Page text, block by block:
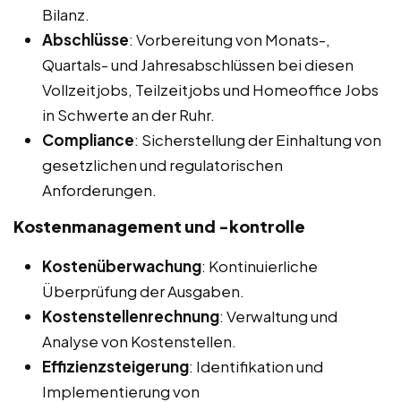
Bilanz.
Abschlüsse: Vorbereitung von Monats-,
Quartals- und Jahresabschlüssen bei diesen
Vollzeitjobs, Teilzeitjobs und Homeoffice Jobs
in Schwerte an der Ruhr.
Compliance: Sicherstellung der Einhaltung von
gesetzlichen und regulatorischen
Anforderungen.
Kostenmanagement und -kontrolle
Kostenüberwachung: Kontinuierliche
Überprüfung der Ausgaben.
Kostenstellenrechnung: Verwaltung und
Analyse von Kostenstellen.
Effizienzsteigerung: Identifikation und
Implementierung von